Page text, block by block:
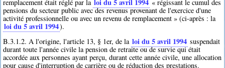
remplacement était réglé par la loi du 5 avril 1994 « régissant le cumul des
pensions du secteur public avec des revenus provenant de l'exercice d'une
activité professionnelle ou avec un revenu de remplacement » (ci-après : la
loi du 5 avril 1994).
B.3.1.2. A l'origine, l'article 13, § 1er, de la loi du 5 avril 1994 suspendait
durant toute l'année civile la pension de retraite ou de survie qui était
accordée aux personnes ayant perçu, durant cette année civile, une allocation
pour cause d'interruption de carrière ou de réduction des prestations.